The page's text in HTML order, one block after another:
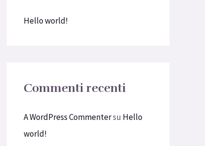
Hello world!
Commenti recenti
A WordPress Commentersu Hello
world!